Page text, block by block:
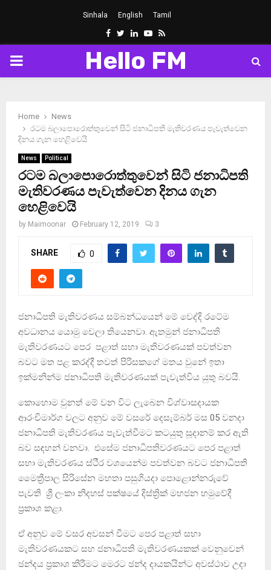
Sinhala English Tamil
Facebook
Twitter
LinkedinYoutube
Rss
PRIMARY
Hello FM
Home
News
රටම බලාපොරොත්තුවෙන් සිටි ජනාධිපති මැතිවරණය පැවැත්වෙන
දිනය ගැන හෙළිවෙයි
News Political
රටම බලාපොරොත්තුවෙන් සිටි ජනාධිපති
මැතිවරණය පැවැත්වෙන දිනය ගැන
හෙළිවෙයි
by Maimoonar February 12, 2019 3
SHARE 0
ජනාධිපති මැතිවරණය සම්බන්ධයෙන් මේ වෙද්දි රටේම
අවධානය යොමු වෙලා තියෙනවා. ඇතමුන් ජනාධිපති
මැතිවරණයට පෙර පළාත් සභා මැතිවරණයක් පවත්වන
බවට මත පළ කරද්දී තවත් පිරිසකගේ මතය වුනේ ඉතා
ඉක්මනින්ම ජනාධිපති මැතිවරණයක් පැවැත්විය යුතු බවයි.
කොහොම වුනත් මේ වන විට ලැබෙන විශ්වාසදායක
ආරංචිමාර්ග වලට අනුව මේ වසරේ දෙසැම්බර් මස 05 වනදා
ජනාධිපති මැතිවරණය පැවැත්වීමට කටයුතු සූදානම් කර ඇති
බව සඳහන් වනවා. එසේම ජනාධිපතිවරණයට පෙර පළාත්
සභා මැතිවරණය ස්ථීර වශයෙන්ම පවත්වන බවට ජනාධිපති
මෛත්‍රීපාල සිරිසේන මහතා පසුගියදා පොළොන්නරුවේ
පැවති ශ්‍රී ලංකා නිදහස් පක්ෂයේ දිස්ත්‍රික් මහජන හමුවේදී
ප්‍රකාශ කළා.
ඒ අනුව මේ වසර අවසන් වීමට පෙර පළාත් සභා
මැතිවරණයකට සහ ජනාධිපති මැතිවරණයකක් වෙනුවෙන්
ඡන්දය ප්‍රකාශ කිරීමට මෙරට ඡන්ද දායකයින්ට අවස්ථාව උදා